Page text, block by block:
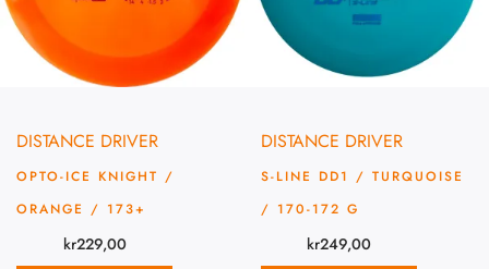
DISTANCE DRIVER
OPTO-ICE KNIGHT /
ORANGE / 173+
kr229,00
DISTANCE DRIVER
S-LINE DD1 / TURQUOISE
/ 170-172 G
kr249,00